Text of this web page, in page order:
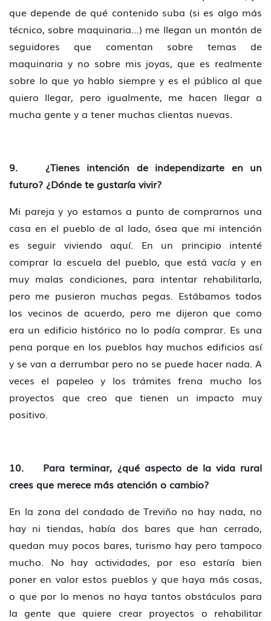
que depende de qué contenido suba (si es algo más
técnico, sobre maquinaria…) me llegan un montón de
seguidores que comentan sobre temas de
maquinaria y no sobre mis joyas, que es realmente
sobre lo que yo hablo siempre y es el público al que
quiero llegar, pero igualmente, me hacen llegar a
mucha gente y a tener muchas clientas nuevas.
9. ¿Tienes intención de independizarte en un
futuro? ¿Dónde te gustaría vivir?
Mi pareja y yo estamos a punto de comprarnos una
casa en el pueblo de al lado, ósea que mi intención
es seguir viviendo aquí. En un principio intenté
comprar la escuela del pueblo, que está vacía y en
muy malas condiciones, para intentar rehabilitarla,
pero me pusieron muchas pegas. Estábamos todos
los vecinos de acuerdo, pero me dijeron que como
era un edificio histórico no lo podía comprar. Es una
pena porque en los pueblos hay muchos edificios así
y se van a derrumbar pero no se puede hacer nada. A
veces el papeleo y los trámites frena mucho los
proyectos que creo que tienen un impacto muy
positivo.
10. Para terminar, ¿qué aspecto de la vida rural
crees que merece más atención o cambio?
En la zona del condado de Treviño no hay nada, no
hay ni tiendas, había dos bares que han cerrado,
quedan muy pocos bares, turismo hay pero tampoco
mucho. No hay actividades, por eso estaría bien
poner en valor estos pueblos y que haya más cosas,
o que por lo menos no haya tantos obstáculos para
la gente que quiere crear proyectos o rehabilitar